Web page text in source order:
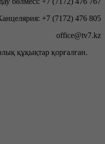
+7 (7172) 476 805
office@tv7.kz
құқықтар қорғалған.